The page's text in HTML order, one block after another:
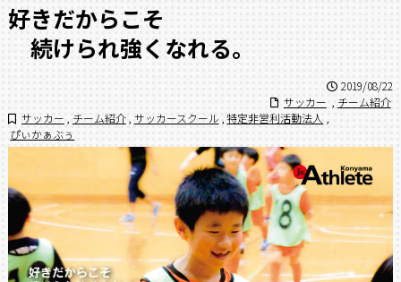
好きだからこそ
続けられ強くなれる。
2019/08/22
サッカー
チーム紹介
サッカー
チーム紹介 サッカースクール ,特定非営利活動法人 ,
ぴぃかぁぶぅ